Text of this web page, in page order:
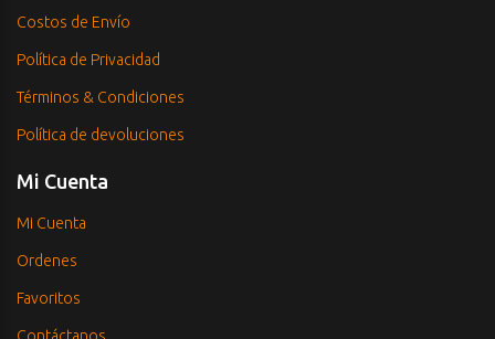
Costos de Envío
Política de Privacidad
Términos & Condiciones
Política de devoluciones
Mi Cuenta
Mi Cuenta
Ordenes
Favoritos
Contáctanos